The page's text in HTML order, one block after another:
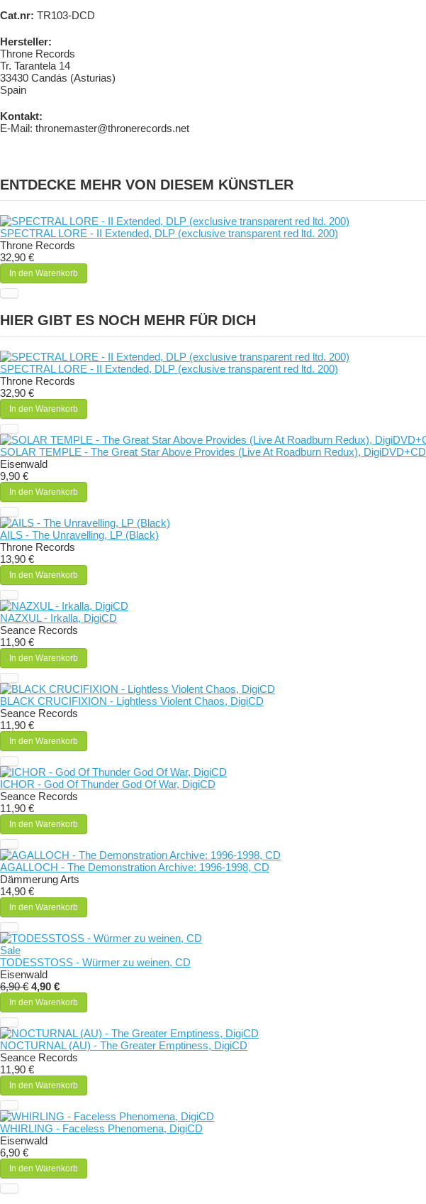
Cat.nr: TR103-DCD
Hersteller:
Throne Records
Tr. Tarantela 14
33430 Candás (Asturias)
Spain
Kontakt:
E-Mail: thronemaster@thronerecords.net
ENTDECKE MEHR VON DIESEM KÜNSTLER
SPECTRAL LORE - II Extended, DLP (exclusive transparent red ltd. 200)
Throne Records
32,90 €
In den Warenkorb
HIER GIBT ES NOCH MEHR FÜR DICH
SPECTRAL LORE - II Extended, DLP (exclusive transparent red ltd. 200)
Throne Records
32,90 €
In den Warenkorb
SOLAR TEMPLE - The Great Star Above Provides (Live At Roadburn Redux), DigiDVD+CD
Eisenwald
9,90 €
In den Warenkorb
AILS - The Unravelling, LP (Black)
Throne Records
13,90 €
In den Warenkorb
NAZXUL - Irkalla, DigiCD
Seance Records
11,90 €
In den Warenkorb
BLACK CRUCIFIXION - Lightless Violent Chaos, DigiCD
Seance Records
11,90 €
In den Warenkorb
ICHOR - God Of Thunder God Of War, DigiCD
Seance Records
11,90 €
In den Warenkorb
AGALLOCH - The Demonstration Archive: 1996-1998, CD
Dämmerung Arts
14,90 €
In den Warenkorb
Sale
TODESSTOSS - Würmer zu weinen, CD
Eisenwald
6,90 € 4,90 €
In den Warenkorb
NOCTURNAL (AU) - The Greater Emptiness, DigiCD
Seance Records
11,90 €
In den Warenkorb
WHIRLING - Faceless Phenomena, DigiCD
Eisenwald
6,90 €
In den Warenkorb